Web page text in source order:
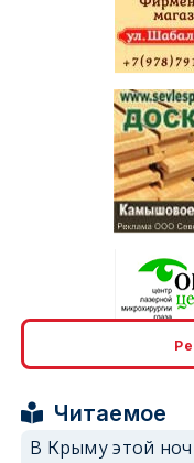
Читаемое
В Крыму этой